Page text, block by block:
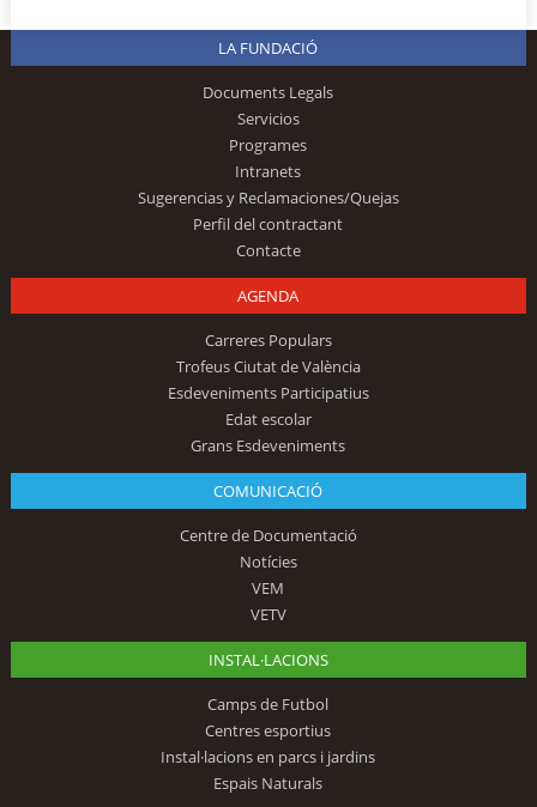
LA FUNDACIÓ
Documents Legals
Servicios
Programes
Intranets
Sugerencias y Reclamaciones/Quejas
Perfil del contractant
Contacte
AGENDA
Carreres Populars
Trofeus Ciutat de València
Esdeveniments Participatius
Edat escolar
Grans Esdeveniments
COMUNICACIÓ
Centre de Documentació
Notícies
VEM
VETV
INSTAL·LACIONS
Camps de Futbol
Centres esportius
Instal·lacions en parcs i jardins
Espais Naturals